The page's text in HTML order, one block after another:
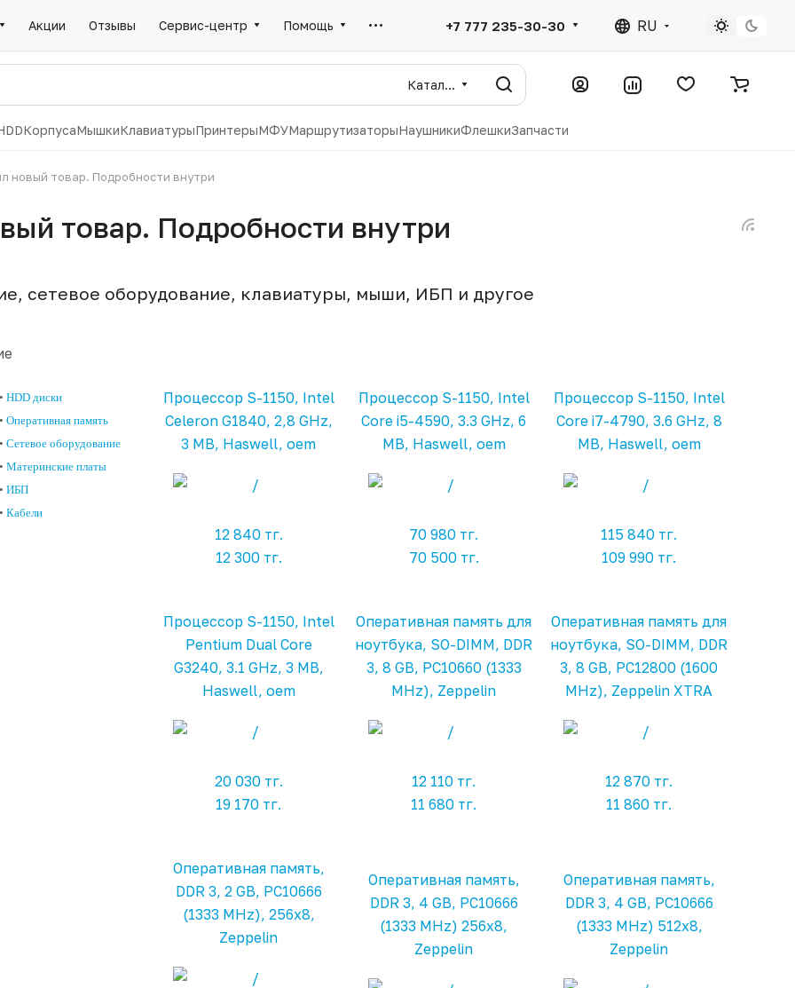
Акции Отзывы Сервис-центр Помощь +7 777 235-30-30 RU
Каталог
КорпусаМышкиКлавиатурыПринтерыМФУМаршрутизаторыНаушникиФлешкиЗапчасти
новый товар. Подробности внутри
товар. Подробности внутри
сетевое оборудование, клавиатуры, мыши, ИБП и другое
• HDD диски
• Оперативная память
• Сетевое оборудование
• Материнские платы
• ИБП
• Кабели
Процессор S-1150, Intel
Celeron G1840, 2,8 GHz,
3 MB, Haswell, oem
12 840 тг.
12 300 тг.
Процессор S-1150, Intel
Core i5-4590, 3.3 GHz, 6
MB, Haswell, oem
70 980 тг.
70 500 тг.
Процессор S-1150, Intel
Core i7-4790, 3.6 GHz, 8
MB, Haswell, oem
115 840 тг.
109 990 тг.
Процессор S-1150, Intel
Pentium Dual Core
G3240, 3.1 GHz, 3 MB,
Haswell, oem
20 030 тг.
19 170 тг.
Оперативная память для
ноутбука, SO-DIMM, DDR
3, 8 GB, PC10660 (1333
MHz), Zeppelin
12 110 тг.
11 680 тг.
Оперативная память для
ноутбука, SO-DIMM, DDR
3, 8 GB, PC12800 (1600
MHz), Zeppelin XTRA
12 870 тг.
11 860 тг.
Оперативная память,
DDR 3, 2 GB, PC10666
(1333 MHz), 256x8,
Zeppelin
Оперативная память,
DDR 3, 4 GB, PC10666
(1333 MHz) 256x8,
Zeppelin
Оперативная память,
DDR 3, 4 GB, PC10666
(1333 MHz) 512x8,
Zeppelin